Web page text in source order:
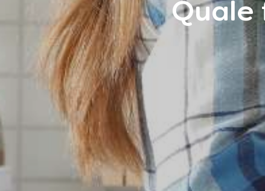
Quale